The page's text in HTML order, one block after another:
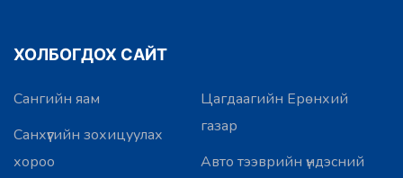
ХОЛБОГДОХ САЙТ
Сангийн яам
Санхүүгийн зохицуулах
хороо
Цагдаагийн Ерөнхий
газар
Авто тээврийн үндэсний